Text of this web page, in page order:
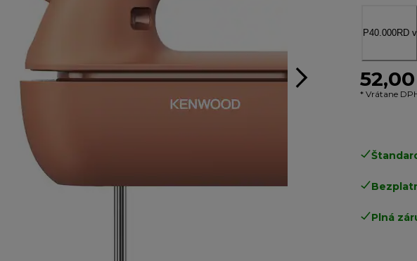
* Vrátane
Plná